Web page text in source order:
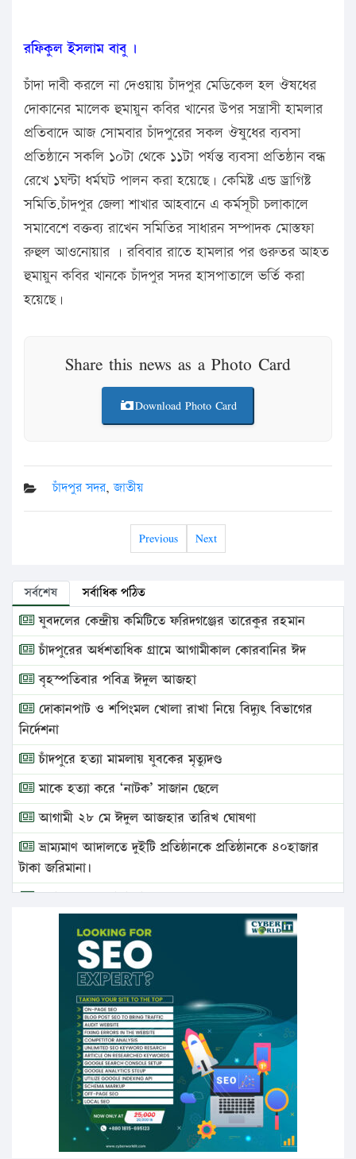
রফিকুল ইসলাম বাবু ।
চাঁদা দাবী করলে না দেওয়ায় চাঁদপুর মেডিকেল হল ঔষধের
দোকানের মালেক হুমায়ুন কবির খানের উপর সন্ত্রাসী হামলার
প্রতিবাদে আজ সোমবার চাঁদপুরের সকল ঔষুধের ব্যবসা
প্রতিষ্ঠানে সকলি ১০টা থেকে ১১টা পর্যন্ত ব্যবসা প্রতিষ্ঠান বন্ধ
রেখে ১ঘন্টা ধর্মঘট পালন করা হয়েছে। কেমিষ্ট এন্ড ড্রাগিষ্ট
সমিতি.চাঁদপুর জেলা শাখার আহবানে এ কর্মসূচী চলাকালে
সমাবেশে বক্তব্য রাখেন সমিতির সাধারন সম্পাদক মোস্তফা
রুহুল আওনোয়ার । রবিবার রাতে হামলার পর গুরুতর আহত
হুমায়ুন কবির খানকে চাঁদপুর সদর হাসপাতালে ভর্তি করা
হয়েছে।
Share this news as a Photo Card
Download Photo Card
চাঁদপুর সদর,জাতীয়
Previous Next
সর্বশেষ সর্বাধিক পঠিত
যুবদলের কেন্দ্রীয় কমিটিতে ফরিদগঞ্জের তারেকুর রহমান
চাঁদপুরের অর্ধশতাধিক গ্রামে আগামীকাল কোরবানির ঈদ
বৃহস্পতিবার পবিত্র ঈদুল আজহা
দোকানপাট ও শপিংমল খোলা রাখা নিয়ে বিদ্যুৎ বিভাগের
নির্দেশনা
চাঁদপুরে হত্যা মামলায় যুবকের মৃত্যুদণ্ড
মাকে হত্যা করে ‘নাটক’ সাজান ছেলে
আগামী ২৮ মে ঈদুল আজহার তারিখ ঘোষণা
ভ্রাম্যমাণ আদালতে দুইটি প্রতিষ্ঠানকে প্রতিষ্ঠানকে ৪০হাজার
টাকা জরিমানা।
এবার লঞ্চের ভাড়া বাড়ল
১৭ থেকে ২১ শতাংশ বিদ্যুতের দাম বাড়ানোর প্রস্তাব পিডিবির
১৬ মে চাঁদপুর ও ২৫ মে ফেনী সফরে যাবেন প্রধানমন্ত্রী
উচ্চশিক্ষায় গৌরবময় অর্জন: পূর্ণ স্কলারশিপে যুক্তরাষ্ট্রে
পিএইচডি করছেন কুয়েটের কৃতি…
সারা দেশে বজ্রাঘাতে ১৪ জনের প্রাণহানি
কঠোর হচ্ছে এসএসসি ও এইচএসসি পরীক্ষা
ফরিদগঞ্জে আগুনে পুড়লো ৬ ব্যবসা প্রতিষ্ঠান